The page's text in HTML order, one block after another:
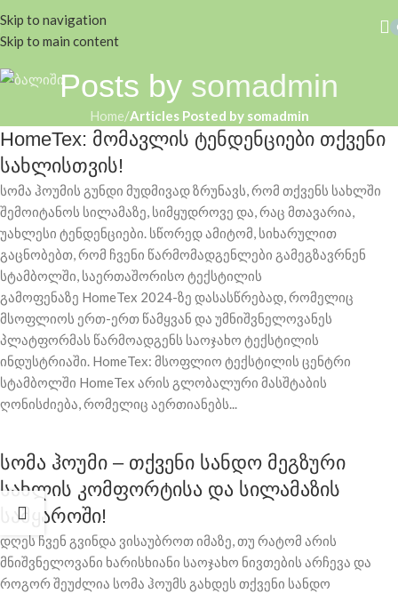
Skip to navigation
Skip to main content
Posts by somadmin
Home/Articles Posted by somadmin
HomeTex: მომავლის ტენდენციები თქვენი
სახლისთვის!
სომა ჰოუმის გუნდი მუდმივად ზრუნავს, რომ თქვენს სახლში
შემოიტანოს სილამაზე, სიმყუდროვე და, რაც მთავარია,
უახლესი ტენდენციები. სწორედ ამიტომ, სიხარულით
გაცნობებთ, რომ ჩვენი წარმომადგენლები გამეგზავრნენ
სტამბოლში, საერთაშორისო ტექსტილის
გამოფენაზე HomeTex 2024-ზე დასასწრებად, რომელიც
მსოფლიოს ერთ-ერთ წამყვან და უმნიშვნელოვანეს
პლატფორმას წარმოადგენს საოჯახო ტექსტილის
ინდუსტრიაში. HomeTex: მსოფლიო ტექსტილის ცენტრი
სტამბოლში HomeTex არის გლობალური მასშტაბის
ღონისძიება, რომელიც აერთიანებს...
სომა ჰოუმი – თქვენი სანდო მეგზური
სახლის კომფორტისა და სილამაზის
სამყაროში!
დღეს ჩვენ გვინდა ვისაუბროთ იმაზე, თუ რატომ არის
მნიშვნელოვანი ხარისხიანი საოჯახო ნივთების არჩევა და
როგორ შეუძლია სომა ჰოუმს გახდეს თქვენი სანდო